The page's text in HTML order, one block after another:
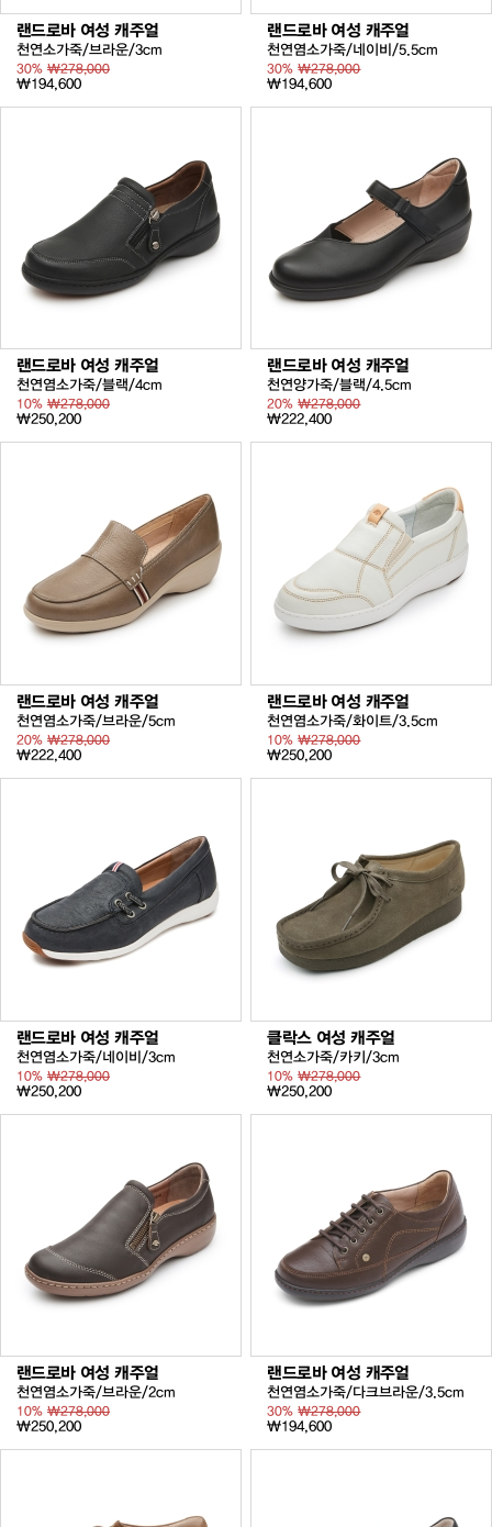
랜드로바 여성 캐주얼
천연소가죽/브라운/3cm
30% ₩278,000
₩194,600
랜드로바 여성 캐주얼
천연염소가죽/네이비/5.5cm
30%₩278,000
₩194,600
랜드로바 여성 캐주얼
천연염소가죽/블랙/4cm
10% ₩278,000
₩250,200
랜드로바 여성 캐주얼
천연양가죽/블랙/4.5cm
20%₩278,000
₩222,400
랜드로바 여성 캐주얼
천연염소가죽/브라운/5cm
20% ₩278,000
₩222,400
랜드로바 여성 캐주얼
천연염소가죽/화이트/3.5cm
10%₩278,000
₩250,200
랜드로바 여성 캐주얼
천연염소가죽/네이비/3cm
10% ₩278,000
₩250,200
클락스 여성 캐주얼
천연소가죽/카키/3cm
10%₩278,000
₩250,200
랜드로바 여성 캐주얼
천연염소가죽/브라운/2cm
10% ₩278,000
₩250,200
랜드로바 여성 캐주얼
천연염소가죽/다크브라운/3.5cm
30%₩278,000
₩194,600